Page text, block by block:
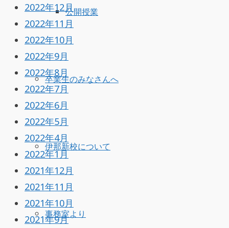
公開授業
卒業生のみなさんへ
伊那新校について
事務室より
2022年12月
2022年11月
2022年10月
2022年9月
2022年8月
2022年7月
2022年6月
2022年5月
2022年4月
2022年1月
2021年12月
2021年11月
2021年10月
2021年9月